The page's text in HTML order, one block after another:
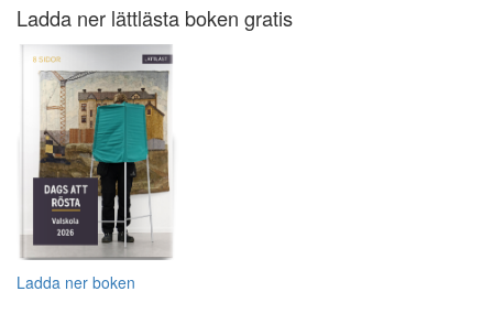
Ladda ner lättlästa boken gratis
Ladda ner boken